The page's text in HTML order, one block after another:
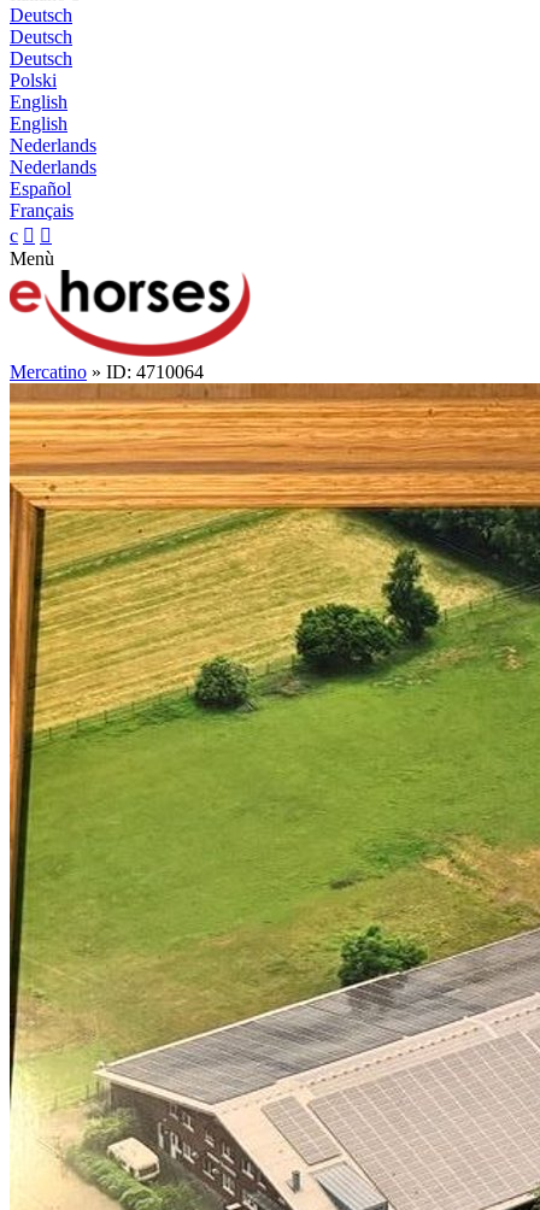
Deutsch
Deutsch
Deutsch
Polski
English
English
Nederlands
Nederlands
Español
Français
c  
Menù
Mercatino » ID: 4710064